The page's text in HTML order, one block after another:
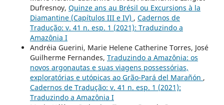
Dufresnoy, Quinze ans au Brésil ou Excursions à la
Diamantine (Capítulos III e IV) , Cadernos de
Tradução: v. 41 n. esp. 1 (2021): Traduzindo a
Amazônia I
Andréia Guerini, Marie Helene Catherine Torres, José
Guilherme Fernandes, Traduzindo a Amazônia: os
novos argonautas e suas viagens possessórias,
exploratórias e utópicas ao Grão-Pará del Marañón ,
Cadernos de Tradução: v. 41 n. esp. 1 (2021):
Traduzindo a Amazônia I